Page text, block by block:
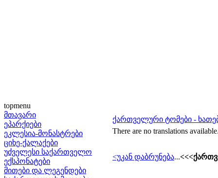
topmenu
მთავარი
ეპარქიები
ეკლესია-მონასტრები
ციხე-ქალაქები
უძველესი საქართველო
ექსპონატები
მითები და ლეგენდები
ქართველური ტომები -
There are no translations
<უკან დაბრუნება...